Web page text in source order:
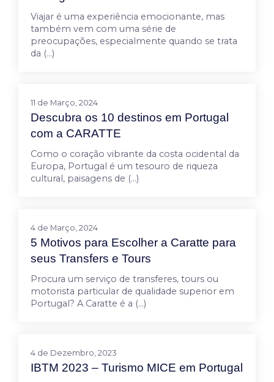
Viajar é uma experiência emocionante, mas
também vem com uma série de
preocupações, especialmente quando se trata
da (…)
11 de Março, 2024
Descubra os 10 destinos em Portugal
com a CARATTE
Como o coração vibrante da costa ocidental da
Europa, Portugal é um tesouro de riqueza
cultural, paisagens de (…)
4 de Março, 2024
5 Motivos para Escolher a Caratte para
seus Transfers e Tours
Procura um serviço de transferes, tours ou
motorista particular de qualidade superior em
Portugal? A Caratte é a (…)
4 de Dezembro, 2023
IBTM 2023 – Turismo MICE em Portugal